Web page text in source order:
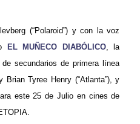
(“Polaroid”) y con la voz
EL MUÑECO DIABÓLICO, la
secundarios de primera línea
Brian Tyree Henry (“Atlanta”), y
este 25 de Julio en cines de